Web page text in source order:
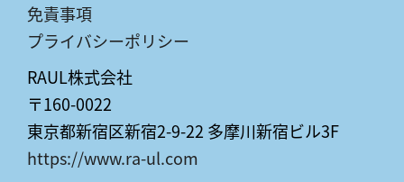
免責事項
プライバシーポリシー
RAUL株式会社
〒160-0022
東京都新宿区新宿2-9-22 多摩川新宿ビル3F
https://www.ra-ul.com